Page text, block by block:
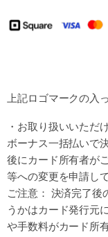
上記ロゴマークの入
・お取り扱いいただ
ボーナス一括払いで
後にカード所有者が
等への変更を申請し
ご注意： 決済完了後
うかはカード発行元
や手数料がカード所